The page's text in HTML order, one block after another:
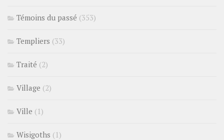
Témoins du passé (353)
Templiers (33)
Traité (2)
Village (2)
Ville (1)
Wisigoths (1)